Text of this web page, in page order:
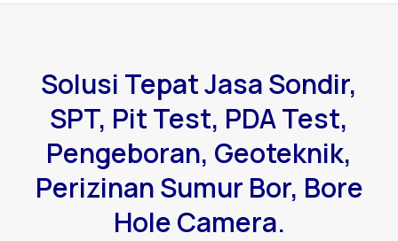
Solusi Tepat Jasa Sondir,
SPT, Pit Test, PDA Test,
Pengeboran, Geoteknik,
Perizinan Sumur Bor, Bore
Hole Camera.